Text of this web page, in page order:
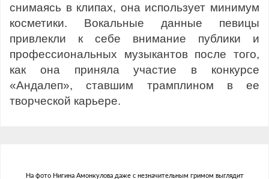
снимаясь в клипах, она использует минимум
косметики. Вокальные данные певицы
привлекли к себе внимание публики и
профессиональных музыкантов после того,
как она приняла участие в конкурсе
«Андалеп», ставшим трамплином в ее
творческой карьере.
На фото Нигина Амонкулова даже с незначительным гримом выглядит